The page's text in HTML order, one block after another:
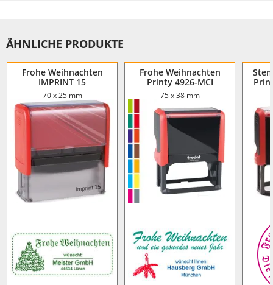
ÄHNLICHE PRODUKTE
Frohe Weihnachten
IMPRINT 15
70 x 25 mm
Frohe Weihnachten
Printy 4926-MCI
75 x 38 mm